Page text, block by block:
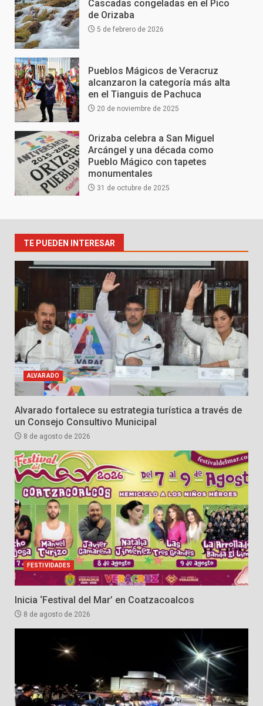
Cascadas congeladas en el Pico
de Orizaba
5 de febrero de 2026
Pueblos Mágicos de Veracruz
alcanzaron la categoría más alta
en el Tianguis de Pachuca
20 de noviembre de 2025
Orizaba celebra a San Miguel
Arcángel y una década como
Pueblo Mágico con tapetes
monumentales
31 de octubre de 2025
TE PUEDEN INTERESAR
ALVARADO
Alvarado fortalece su estrategia turística a través de
un Consejo Consultivo Municipal
8 de agosto de 2026
FESTIVIDADES
Inicia ‘Festival del Mar’ en Coatzacoalcos
8 de agosto de 2026